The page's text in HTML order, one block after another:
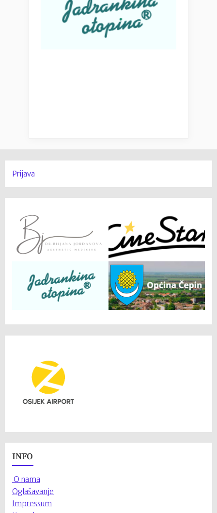
Prijava
INFO
O nama
Oglašavanje
Impressum